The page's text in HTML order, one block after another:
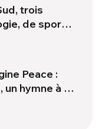
trois
de sport
Peace :
hymne à la